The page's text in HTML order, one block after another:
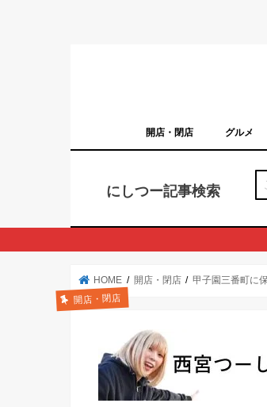
開店・閉店 グルメ
にしつー記事検索
HOME 開店・閉店 甲子園三番町に
開店・閉店